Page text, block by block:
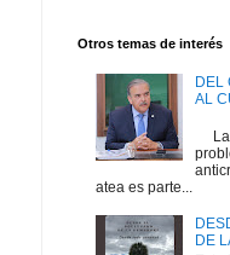
Otros temas de interés
DEL
AL
La
atea es parte...
DE